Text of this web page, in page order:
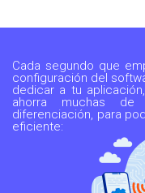
Cada segundo que
configuración del
dedicar a tu
ahorra muchas
diferenciación, para
eficiente: